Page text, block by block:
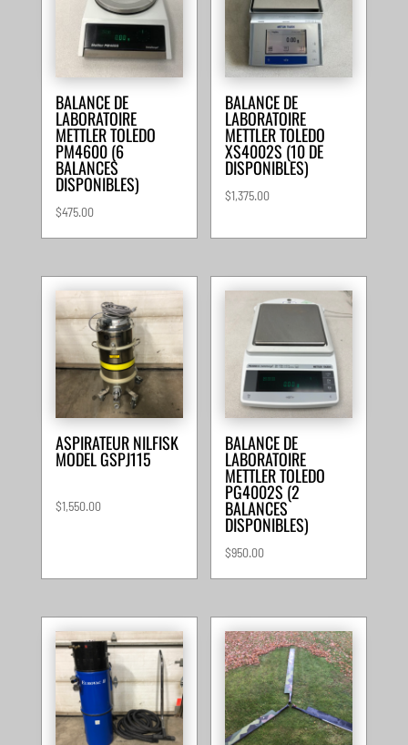
BALANCE DE
LABORATOIRE
METTLER TOLEDO
PM4600 (6
BALANCES
DISPONIBLES)
$475.00
BALANCE DE
LABORATOIRE
METTLER TOLEDO
XS4002S (10 DE
DISPONIBLES)
$1,375.00
ASPIRATEUR NILFISK
MODEL GSPJ115
$1,550.00
BALANCE DE
LABORATOIRE
METTLER TOLEDO
PG4002S (2
BALANCES
DISPONIBLES)
$950.00